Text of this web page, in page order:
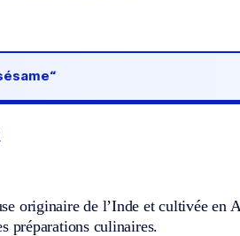
originaire de l’Inde et cultivée
préparations culinaires.